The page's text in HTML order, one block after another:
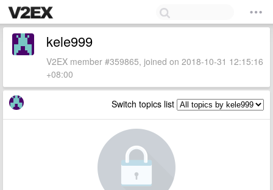
kele999
V2EX member #359865, joined on 2018-10-31 12:15:16
+08:00
Switch topics list